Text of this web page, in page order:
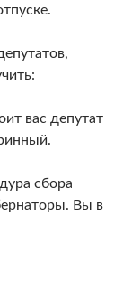
вас депутат
сбора
Вы в